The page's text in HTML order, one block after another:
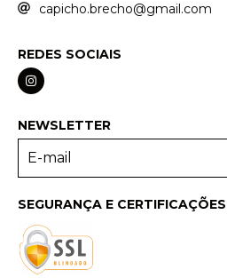
capicho.brecho@gmail.com
REDES SOCIAIS
NEWSLETTER
SEGURANÇA E CERTIFICAÇÕES